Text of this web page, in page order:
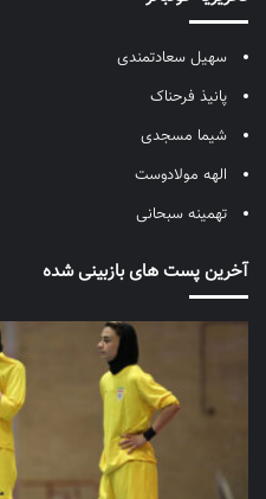
سهیل سعادتمندی
پانیذ فرحناک
شیما مسجدی
الهه مولادوست
تهمینه سبحانی
آخرین پست های بازبینی شده